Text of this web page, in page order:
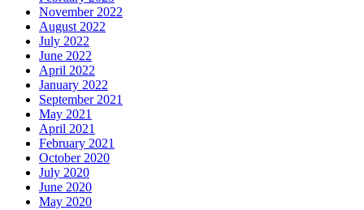
November 2022
August 2022
July 2022
June 2022
April 2022
January 2022
September 2021
May 2021
April 2021
February 2021
October 2020
July 2020
June 2020
May 2020